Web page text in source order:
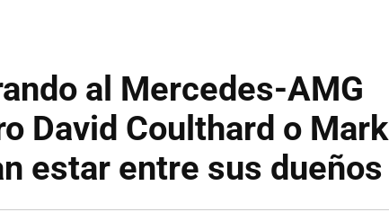
al Mercedes-AMG
David Coulthard o Mark
estar entre sus dueños